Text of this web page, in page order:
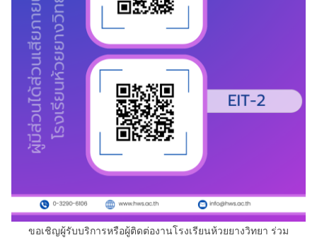
ขอเชิญผู้รับบริการหรือผู้ติดต่องานโรงเรียนห้วยยางวิทยา ร่วม